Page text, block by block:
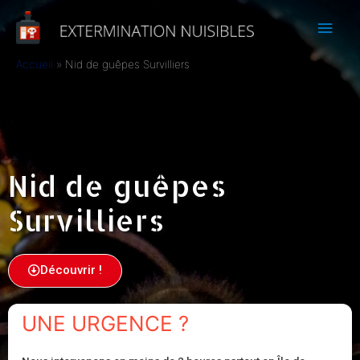
Accueil Nid de guêpes Survilliers
Nid de guêpes
Survilliers
Découvrir !
UNE URGENCE ?